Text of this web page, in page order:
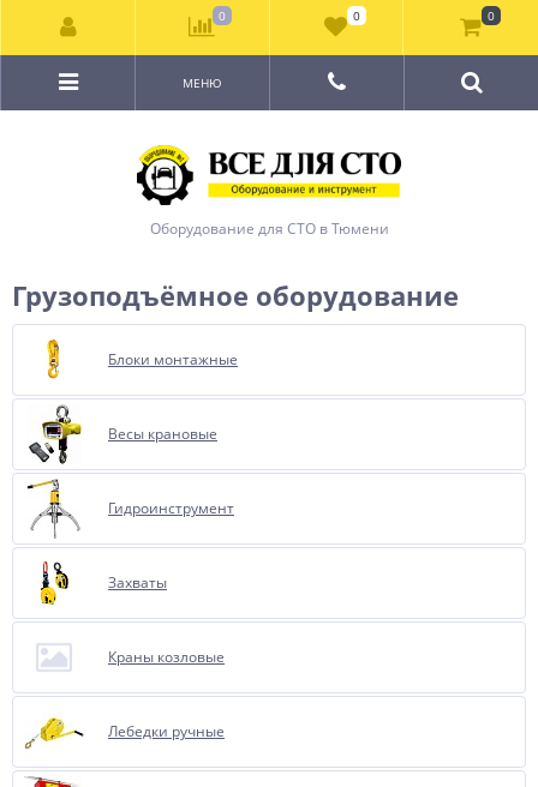
Оборудование для СТО в Тюмени
МЕНЮ
Грузоподъёмное оборудование
Блоки монтажные
Весы крановые
Гидроинструмент
Захваты
Краны козловые
Лебедки ручные
0 0 0